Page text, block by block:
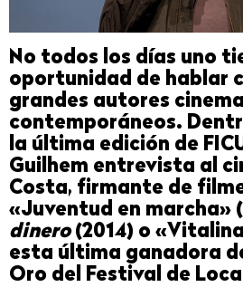
No todos los días uno
oportunidad de hablar
grandes autores
contemporáneos.
la última edición de
Guilhem entrevista al
Costa, firmante de
«Juventud en marcha»
dinero(2014) o
esta última ganadora
Oro del Festival de